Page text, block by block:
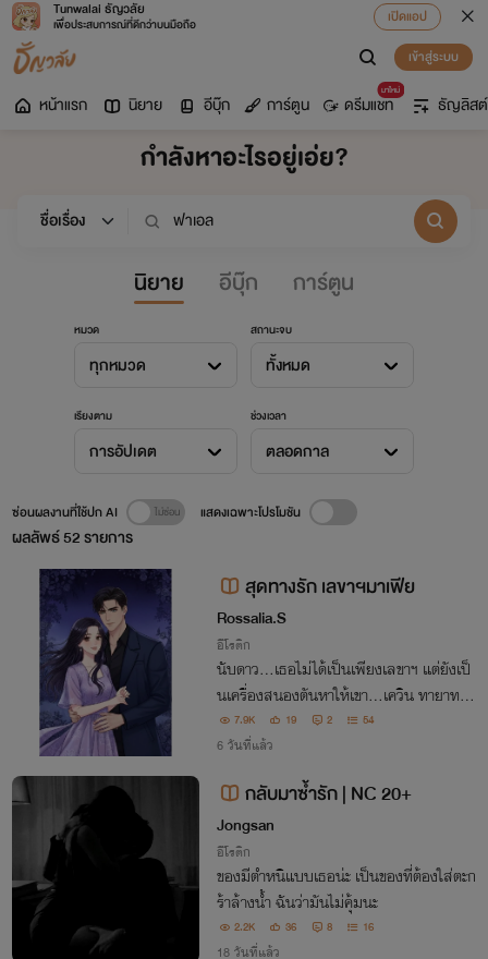
Tunwalai ธัญวลัย
เพื่อประสบการณ์ที่ดีกว่าบนมือถือ
เปิดแอป
เข้าสู่ระบบ
หน้าแรก นิยาย อีบุ๊ก การ์ตูน
มาใหม่
ดรีมแชท ธัญลิสต์
กำลังหาอะไรอยู่เอ่ย?
นิยาย อีบุ๊ก การ์ตูน
หมวด
ทุกหมวด
สถานะจบ
ทั้งหมด
เรียงตาม
การอัปเดต
ช่วงเวลา
ตลอดกาล
ผลลัพธ์52รายการ
ซ่อนผลงานที่ใช้ปก AI แสดงเฉพาะโปรโมชัน
สุดทางรัก เลขาฯมาเฟีย
Rossalia.S
อีโรติก
นับดาว...เธอไม่ได้เป็นเพียงเลขาฯ แต่ยังเป็
นเครื่องสนองตันหาให้เขา...เควิน ทายาทตร
ะกูลมาเฟีย ที่เธอไม่อาจปฏิเสธได้ เขากำลังจ
ะแต่งงาน และก็ยังอยากเก็บเธอเอาไว้เงียบๆ
แต่เธอไม่มีวันเป็นมือที่สามของใคร!
7.9K 19 2 54
6 วันที่แล้ว
กลับมาซ้ำรัก | NC 20+
Jongsan
อีโรติก
ของมีตำหนิแบบเธอน่ะ เป็นของที่ต้องใส่ตะก
ร้าล้างน้ำ ฉันว่ามันไม่คุ้มนะ
2.2K 36 8 16
18 วันที่แล้ว